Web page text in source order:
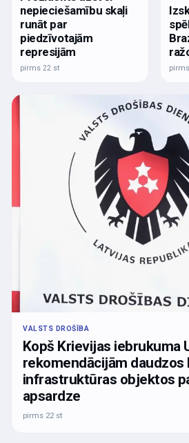
nepieciešamību skaļi
runāt par
piedzīvotajām
represijām
pirms 22 st
VALSTS DROŠĪBA
Kopš Krievijas iebrukuma
rekomendācijām daudzos
infrastruktūras objektos
apsardze
pirms 22 st